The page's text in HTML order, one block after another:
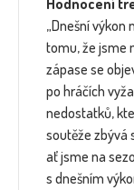
Hodnocení
„Dnešní výkon
tomu, že jsme
zápase se
po hráčích
nedostatků,
soutěže zbývá
ať jsme na
s dnešním